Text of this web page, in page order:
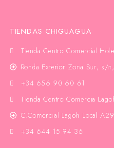
TIENDAS CHIGUAGUA
Tienda Centro Comercial
Ronda Exterior Zona Sur, s/
+34 656 90 60 61
Tienda Centro Comercia
C.Comercial Lagoh Local A29
+34 644 15 94 36